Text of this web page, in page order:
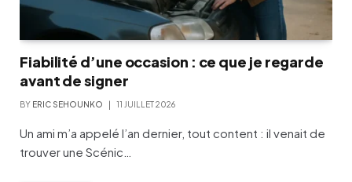
Fiabilité d’une occasion : ce que je regarde
avant de signer
BY ERIC SEHOUNKO 11 JUILLET 2026
Un ami m’a appelé l’an dernier, tout content : il venait de
trouver une Scénic…